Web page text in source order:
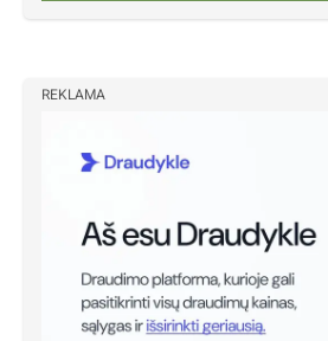
REKLAMA